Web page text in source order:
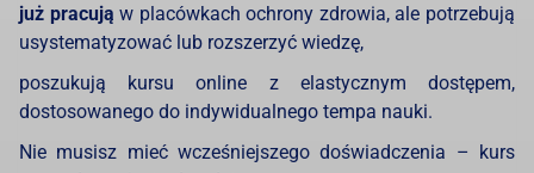
już pracują w placówkach ochrony zdrowia, ale potrzebują
usystematyzować lub rozszerzyć wiedzę,
poszukują kursu online z elastycznym dostępem,
dostosowanego do indywidualnego tempa nauki.
Nie musisz mieć wcześniejszego doświadczenia – kurs